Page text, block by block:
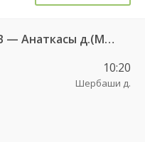
Чебоксары Пригородный АВ — Анаткасы д.(Моргаушский район) 609а
10:20
Шербаши д.